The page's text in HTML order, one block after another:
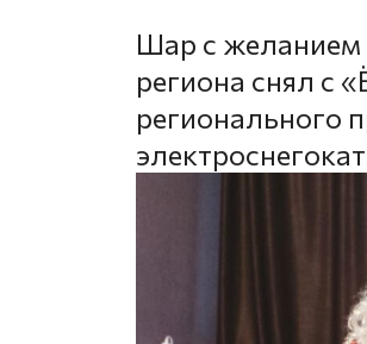
Шар с желанием
региона снял с
регионального